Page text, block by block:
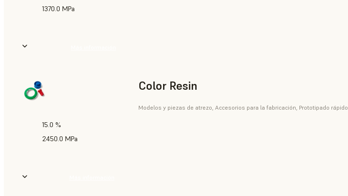
1370.0 MPa
Color Resin
Modelos y piezas de atrezo, Accesorios para la fabricación, Prototipado rápido
15.0 %
2450.0 MPa